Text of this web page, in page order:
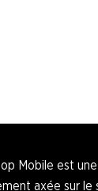
Mobile est
axée sur le